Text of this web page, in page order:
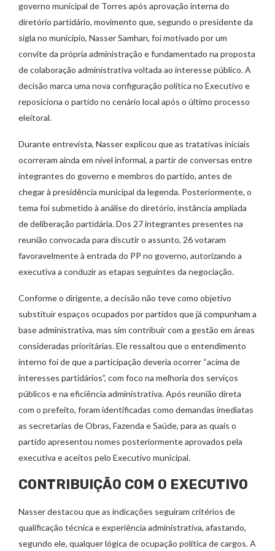
governo municipal de Torres após aprovação interna do
diretório partidário, movimento que, segundo o presidente da
sigla no município, Nasser Samhan, foi motivado por um
convite da própria administração e fundamentado na proposta
de colaboração administrativa voltada ao interesse público. A
decisão marca uma nova configuração política no Executivo e
reposiciona o partido no cenário local após o último processo
eleitoral.
Durante entrevista, Nasser explicou que as tratativas iniciais
ocorreram ainda em nível informal, a partir de conversas entre
integrantes do governo e membros do partido, antes de
chegar à presidência municipal da legenda. Posteriormente, o
tema foi submetido à análise do diretório, instância ampliada
de deliberação partidária. Dos 27 integrantes presentes na
reunião convocada para discutir o assunto, 26 votaram
favoravelmente à entrada do PP no governo, autorizando a
executiva a conduzir as etapas seguintes da negociação.
Conforme o dirigente, a decisão não teve como objetivo
substituir espaços ocupados por partidos que já compunham a
base administrativa, mas sim contribuir com a gestão em áreas
consideradas prioritárias. Ele ressaltou que o entendimento
interno foi de que a participação deveria ocorrer “acima de
interesses partidários”, com foco na melhoria dos serviços
públicos e na eficiência administrativa. Após reunião direta
com o prefeito, foram identificadas como demandas imediatas
as secretarias de Obras, Fazenda e Saúde, para as quais o
partido apresentou nomes posteriormente aprovados pela
executiva e aceitos pelo Executivo municipal.
CONTRIBUIÇÃO COM O EXECUTIVO
Nasser destacou que as indicações seguiram critérios de
qualificação técnica e experiência administrativa, afastando,
segundo ele, qualquer lógica de ocupação política de cargos. A